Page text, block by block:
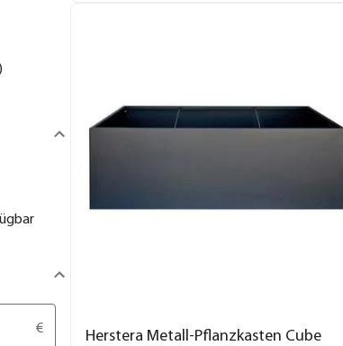
€
Herstera Metall-Pflanzkasten Cube